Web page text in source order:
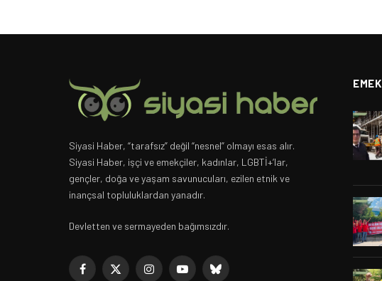
Siyasi Haber, “tarafsız” değil “nesnel” olmayı esas alır.
Siyasi Haber, işçi ve emekçiler, kadınlar, LGBTİ+’lar,
gençler, doğa ve yaşam savunucuları, ezilen etnik ve
inançsal topluluklardan yanadır.
Devletten ve sermayeden bağımsızdır.
Facebook
X InstagramYouTubeBluesky
EMEK